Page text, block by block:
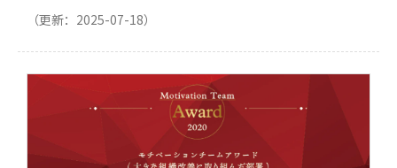
（更新： 2025-07-18）